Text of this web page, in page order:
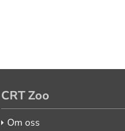
CRT Zoo
Om oss